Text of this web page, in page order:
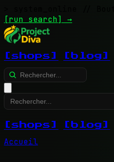
//
[run search] →
[shops] [blog]
[shops] [blog]
Accueil